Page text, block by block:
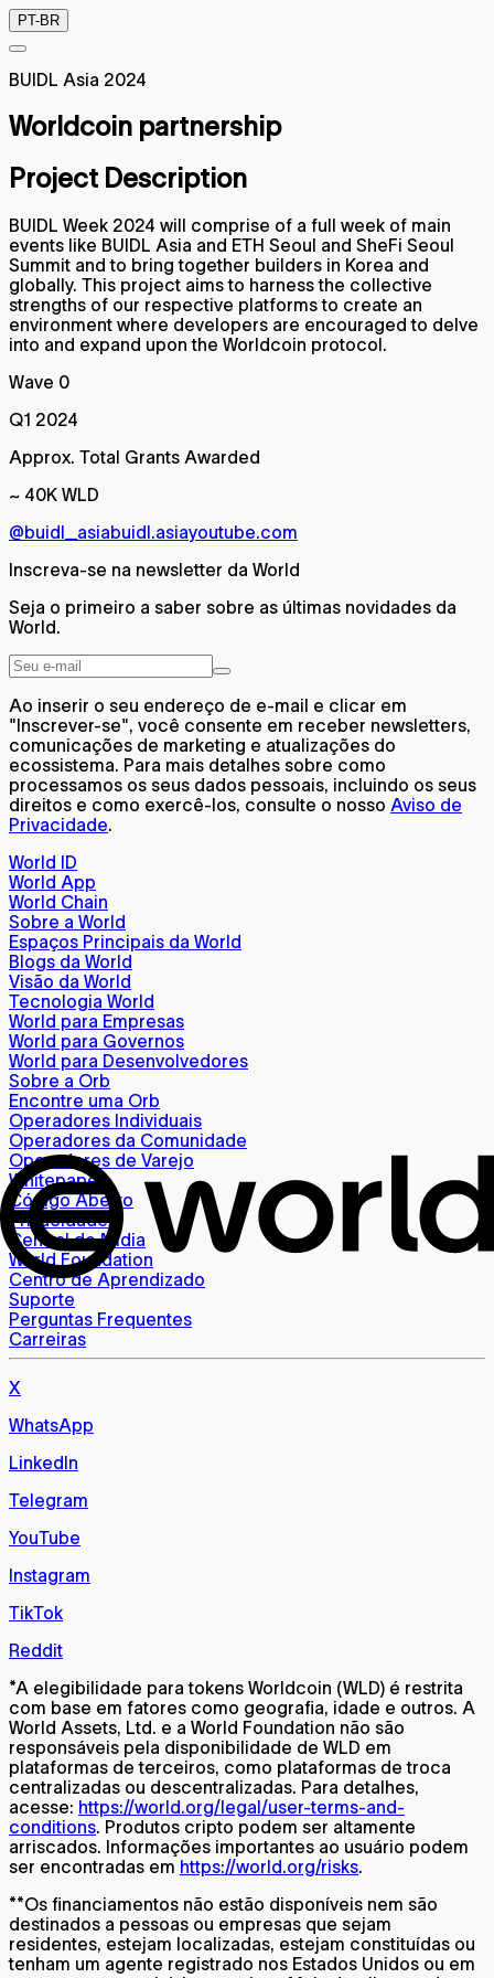
PT-BR
BUIDL Asia 2024
Worldcoin partnership
Project Description
BUIDL Week 2024 will comprise of a full week of main
events like BUIDL Asia and ETH Seoul and SheFi Seoul
Summit and to bring together builders in Korea and
globally. This project aims to harness the collective
strengths of our respective platforms to create an
environment where developers are encouraged to delve
into and expand upon the Worldcoin protocol.
Wave 0
Q1 2024
Approx. Total Grants Awarded
~ 40K WLD
@buidl_asiabuidl.asiayoutube.com
Inscreva-se na newsletter da World
Seja o primeiro a saber sobre as últimas novidades da
World.
Ao inserir o seu endereço de e-mail e clicar em
"Inscrever-se", você consente em receber newsletters,
comunicações de marketing e atualizações do
ecossistema. Para mais detalhes sobre como
processamos os seus dados pessoais, incluindo os seus
direitos e como exercê-los, consulte o nosso Aviso de
Privacidade.
World ID
World App
World Chain
Sobre a World
Espaços Principais da World
Blogs da World
Visão da World
Tecnologia World
World para Empresas
World para Governos
World para Desenvolvedores
Sobre a Orb
Encontre uma Orb
Operadores Individuais
Operadores da Comunidade
Operadores de Varejo
Whitepaper
Código Aberto
Privacidade
Central de Mídia
World Foundation
Centro de Aprendizado
Suporte
Perguntas Frequentes
Carreiras
X
WhatsApp
LinkedIn
Telegram
YouTube
Instagram
TikTok
Reddit
*A elegibilidade para tokens Worldcoin (WLD) é restrita
com base em fatores como geografia, idade e outros. A
World Assets, Ltd. e a World Foundation não são
responsáveis pela disponibilidade de WLD em
plataformas de terceiros, como plataformas de troca
centralizadas ou descentralizadas. Para detalhes,
acesse: https://world.org/legal/user-terms-and-
conditions. Produtos cripto podem ser altamente
arriscados. Informações importantes ao usuário podem
ser encontradas em https://world.org/risks.
**Os financiamentos não estão disponíveis nem são
destinados a pessoas ou empresas que sejam
residentes, estejam localizadas, estejam constituídas ou
tenham um agente registrado nos Estados Unidos ou em